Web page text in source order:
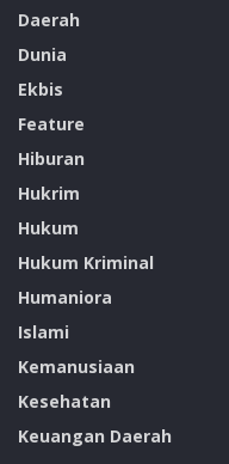
Daerah
Dunia
Ekbis
Feature
Hiburan
Hukrim
Hukum
Hukum Kriminal
Humaniora
Islami
Kemanusiaan
Kesehatan
Keuangan Daerah